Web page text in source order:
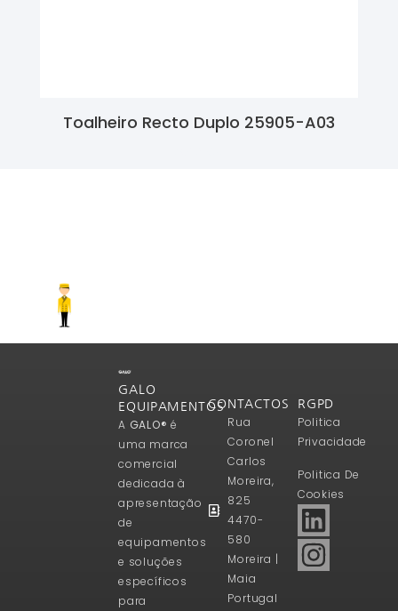
Toalheiro Recto Duplo 25905-A03
GALO
EQUIPAMENTOS
A GALO® é
uma marca
comercial
dedicada à
apresentação
de
equipamentos
e soluções
específicos
para
CONTACTOS
Rua
Coronel
Carlos
Moreira,
825
4470-
580
Moreira |
Maia
Portugal
RGPD
Politica
Privacidade
Politica De
Cookies